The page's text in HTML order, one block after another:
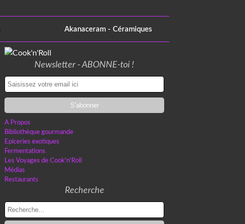
Akanaceram - Céramiques
Newsletter - ABONNE-toi !
A Propos
Bibliothèque gourmande
Epiceries exotiques
Fermentations
Les Voyages de Cook'n'Roll
Médias
Restaurants
Recherche